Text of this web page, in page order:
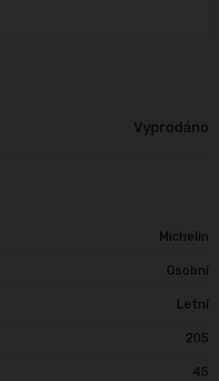
Vyprodáno
Michelin
Osobní
Letní
205
45